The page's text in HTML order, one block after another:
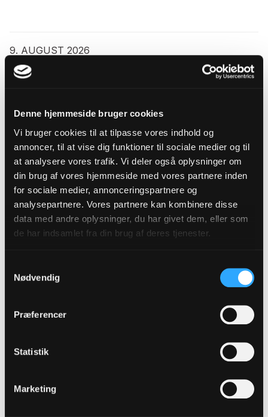
Denne hjemmeside bruger cookies
Vi bruger cookies til at tilpasse vores indhold og
annoncer, til at vise dig funktioner til sociale medier og til
at analysere vores trafik. Vi deler også oplysninger om
din brug af vores hjemmeside med vores partnere inden
for sociale medier, annonceringspartnere og
analysepartnere. Vores partnere kan kombinere disse
data med andre oplysninger, du har givet dem, eller som
de har indsamlet fra din brug af deres tjenester.
Nødvendig
Præferencer
Statistik
Marketing
9. AUGUST 2026
Evangeliets spejl
2. AUGUST 2026
Al henvendelse er velkommen!
Af sognepræst Mette Gautier
26. JULI 2026
En sand klippe
Af sognepræst Poul Nygaard Kristensen
19. JULI 2026
Alle jeres hovedhår er talt
12. JULI 2026
Af teologisk udviklingskonsulent Susan Aasen
Guds nøgle-barn